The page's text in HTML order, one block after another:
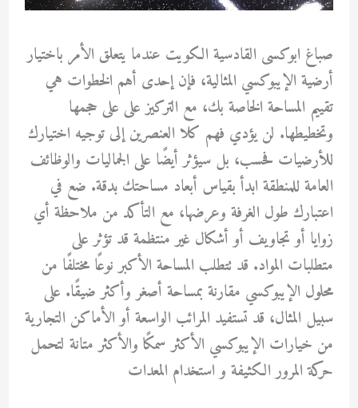
صباغ ابوكسى القادسية الكويت عندما يتعلق الأمر باختيار
أرضية الإيبوكسي المثالية، فإن إحدى أهم الخطوات هي
تقييم المساحة الخاصة بك، مع التركيز على على حجمها
وتخطيطها. لن يؤدي فهم كلا العنصرين إلى توجيه اختيارك
للأرضيات فحسب، بل سيؤثر أيضًا على الجماليات والوظائف
العامة للمنطقة ابدأ بقياس أبعاد مساحتك بدقة. ضع في
اعتبارك طول الغرفة وعرضها، مع التأكد من ملاحظة أي
زوايا أو تجاويف أو أشكال غير منتظمة قد تؤثر على
متطلبات المواد. قد تتطلب المساحة الأكبر نوعًا مختلفًا من
محلول الإيبوكسي مقارنة بمساحة أصغر وأكثر ضيقًا. على
سبيل المثال، قد تستفيد المرائب الواسعة أو الأماكن التجارية
من خيارات الإيبوكسي الأكثر سمكًا والأكثر متانة لتحمل
حركة المرور الكثيفة و استخدام المعدات